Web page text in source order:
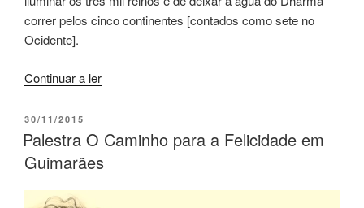
correr pelos cinco continentes [contados como sete no
Ocidente].
Continuar a ler
30/11/2015
Palestra O Caminho para a Felicidade em
Guimarães